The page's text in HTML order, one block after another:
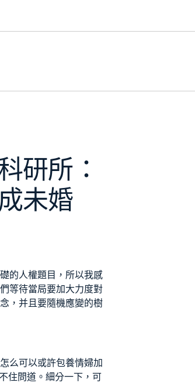
研所：
未婚
的人權題目，所以我感
等待當局要加大力度對
念，并且要隨機應變的樹
么可以或許包養情婦加
住問道。細分一下，可